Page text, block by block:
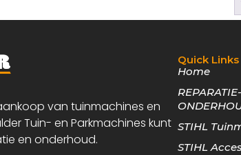
van tuinmachines en
Tuin- en Parkmachines kunt
en onderhoud.
Quick Links
Home
REPARATIE-
STIHL
STIHL